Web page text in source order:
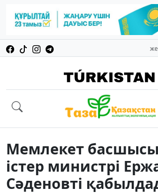
Мемлекет басшысы
істер министрі
Сәденовті